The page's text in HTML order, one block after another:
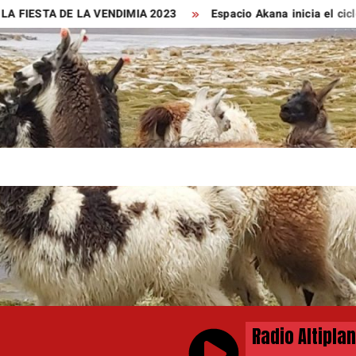
DE LA VENDIMIA 2023 Espacio Akana inicia el ciclo